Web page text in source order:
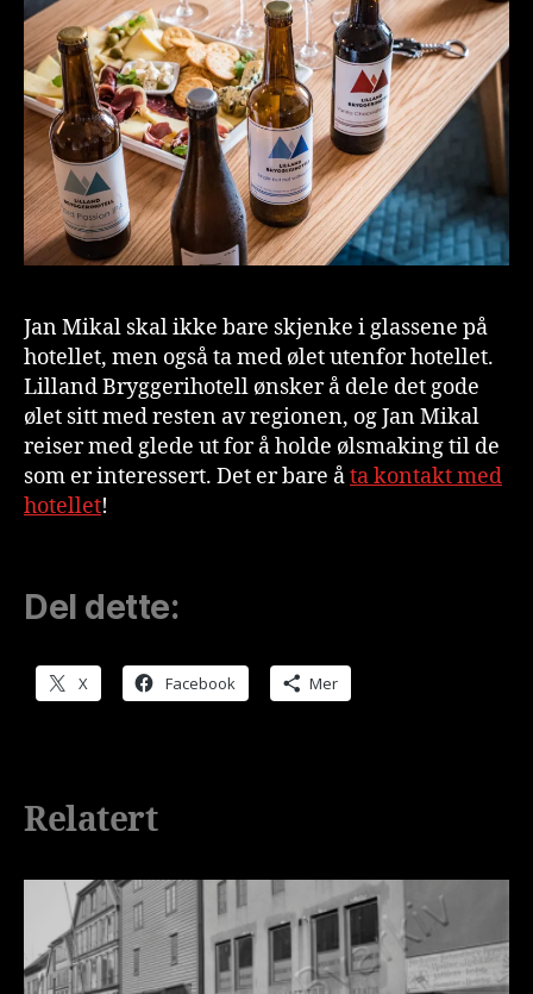
Jan Mikal skal ikke bare skjenke i glassene på
hotellet, men også ta med ølet utenfor hotellet.
Lilland Bryggerihotell ønsker å dele det gode
ølet sitt med resten av regionen, og Jan Mikal
reiser med glede ut for å holde ølsmaking til de
som er interessert. Det er bare åta kontakt med
hotellet!
Del dette:
X Facebook Mer
Relatert